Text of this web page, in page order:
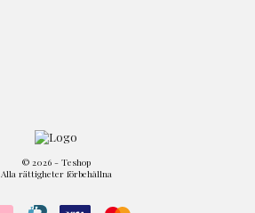
© 2026 - Teshop
Alla rättigheter förbehållna